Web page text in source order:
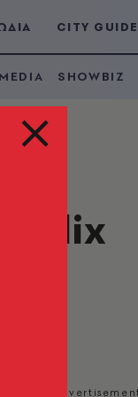
CITY GUIDE
SHOWBIZ